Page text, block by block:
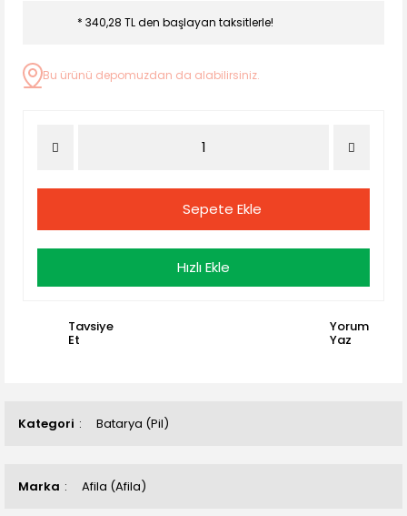
Kategori Batarya (Pil)
Marka Afila (Afila)
* 340,28 TL den başlayan taksitlerle!
Bu ürünü depomuzdan da alabilirsiniz.
Sepete Ekle
Hızlı Ekle
Tavsiye
Et
Yorum
Yaz